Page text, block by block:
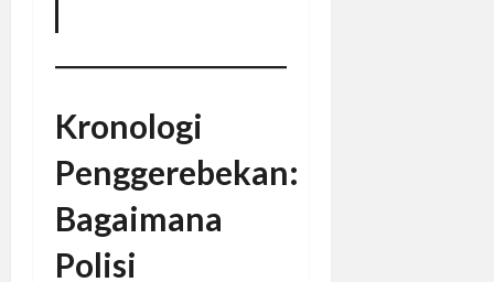
Kronologi
Penggerebekan:
Bagaimana
Polisi